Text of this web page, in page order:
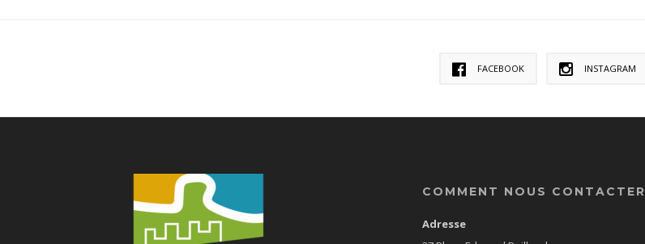
FACEBOOK INSTAGRAM
COMMENT NOUS CONTACTER
Adresse